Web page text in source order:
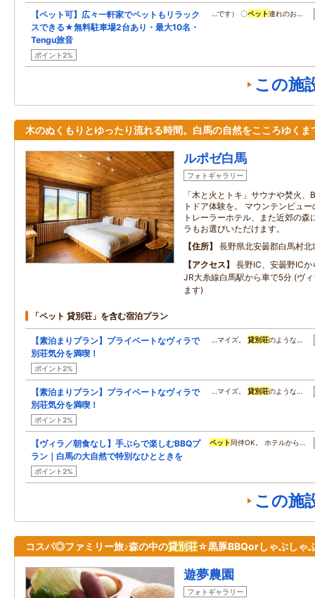
【ペット可】広々一軒家でペットもリラック
スできる★無料駐車場2台あり・最大10名・
Tengu旅音
ポイント2%
…です） 〇ペット連れのお…
この施
木のぬくもりとゆったり流れる時間。白馬の自然をこころゆくま
ルポゼ白馬
フォトギャラリー
「木と火とトキ」サウナや焚火
トドア体験を。 マウンテンビュ
トレーラーホテル、また近郊の
ラもお選びいただけます。
住所
長野県北安曇郡白馬村
アクセス
長野IC、安曇野ICか
JR大糸線白馬駅から車で5分 (ヴ
ます)
「ペット 貸別荘」を含む宿泊プラン
【素泊まりプラン】プライベートなヴィラで
別荘気分を満喫！
ポイント2%
…マイズ。貸別荘のような…
【素泊まりプラン】プライベートなヴィラで
別荘気分を満喫！
ポイント2%
…マイズ。貸別荘のような…
【ヴィラ／朝食なし】手ぶらで楽しむBBQプ
ラン｜白馬の大自然で特別なひとときを
ポイント2%
ペット 同伴OK。 ホテルから…
この施
コスパ◎ファミリー旅♪森の中の貸別荘☆黒豚BBQorしゃぶしゃ
遊夢農園
フォトギャラリー